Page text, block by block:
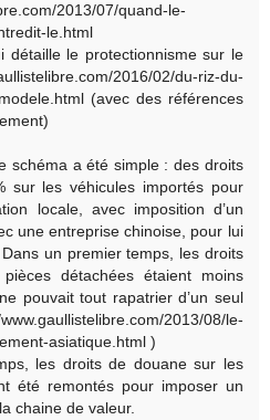
2013/07/quand-le-
le.html
détaille le protectionnisme sur le
2016/02/du-riz-du-
(avec des références
schéma a été simple : des droits
sur les véhicules importés pour
locale, avec imposition d’un
une entreprise chinoise, pour lui
un premier temps, les droits
détachées étaient moins
pouvait tout rapatrier d’un seul
2013/08/le-
asiatique.html )
les droits de douane sur les
été remontés pour imposer un
chaine de valeur.